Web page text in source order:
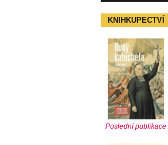
KNIHKUPECTVÍ
Poslední publikace